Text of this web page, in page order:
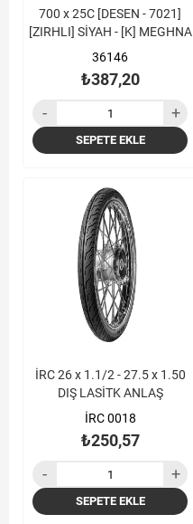
700 x 25C [DESEN - 7021]
[ZIRHLI] SİYAH - [K] MEGHNA
36146
₺387,20
SEPETE EKLE
İRC 26 x 1.1/2 - 27.5 x 1.50
DIŞ LASİTK ANLAŞ
İRC 0018
₺250,57
SEPETE EKLE